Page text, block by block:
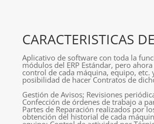
CARACTERISTICAS
Aplicativo de software con toda la
módulos del ERP Estándar, pero
control de cada máquina, equipo, etc.
posibilidad de hacer Contratos de
Gestión de Avisos; Revisiones
Confección de órdenes de trabajo a
Partes de Reparación realizados por
obtención del historial de cada